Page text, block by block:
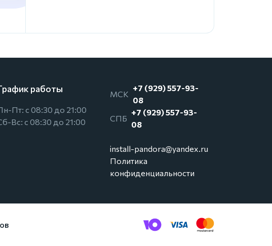
работы
Пт: с 08:30 до 21:00
Вс: с 08:30 до 21:00
МСК
+7 (929) 557-93-
08
СПБ
+7 (929) 557-93-
08
install-pandora@yandex.ru
Политика
конфиденциальности